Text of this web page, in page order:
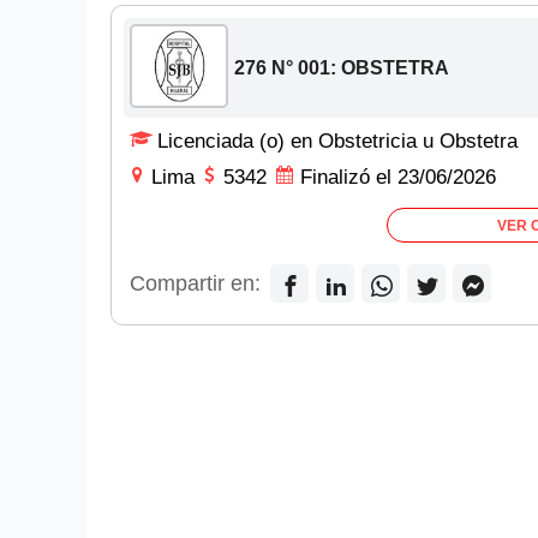
276 N° 001: OBSTETRA
Licenciada (o) en Obstetricia u Obstetra
Lima
5342 Finalizó el 23/06/2026
VER
Compartir en: